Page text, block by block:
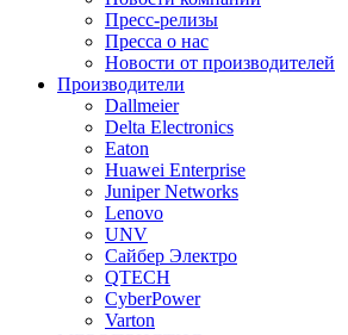
Пресс-релизы
Пресса о нас
Новости от производителей
Производители
Dallmeier
Delta Electronics
Eaton
Huawei Enterprise
Juniper Networks
Lenovo
UNV
Сайбер Электро
QTECH
CyberPower
Varton